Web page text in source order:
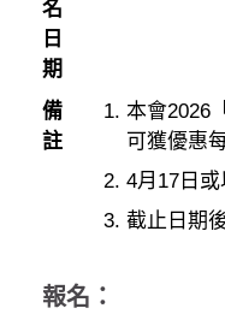
名
日
期
備
註
本會2026
可獲優惠
4月17日
截止日期
報名：